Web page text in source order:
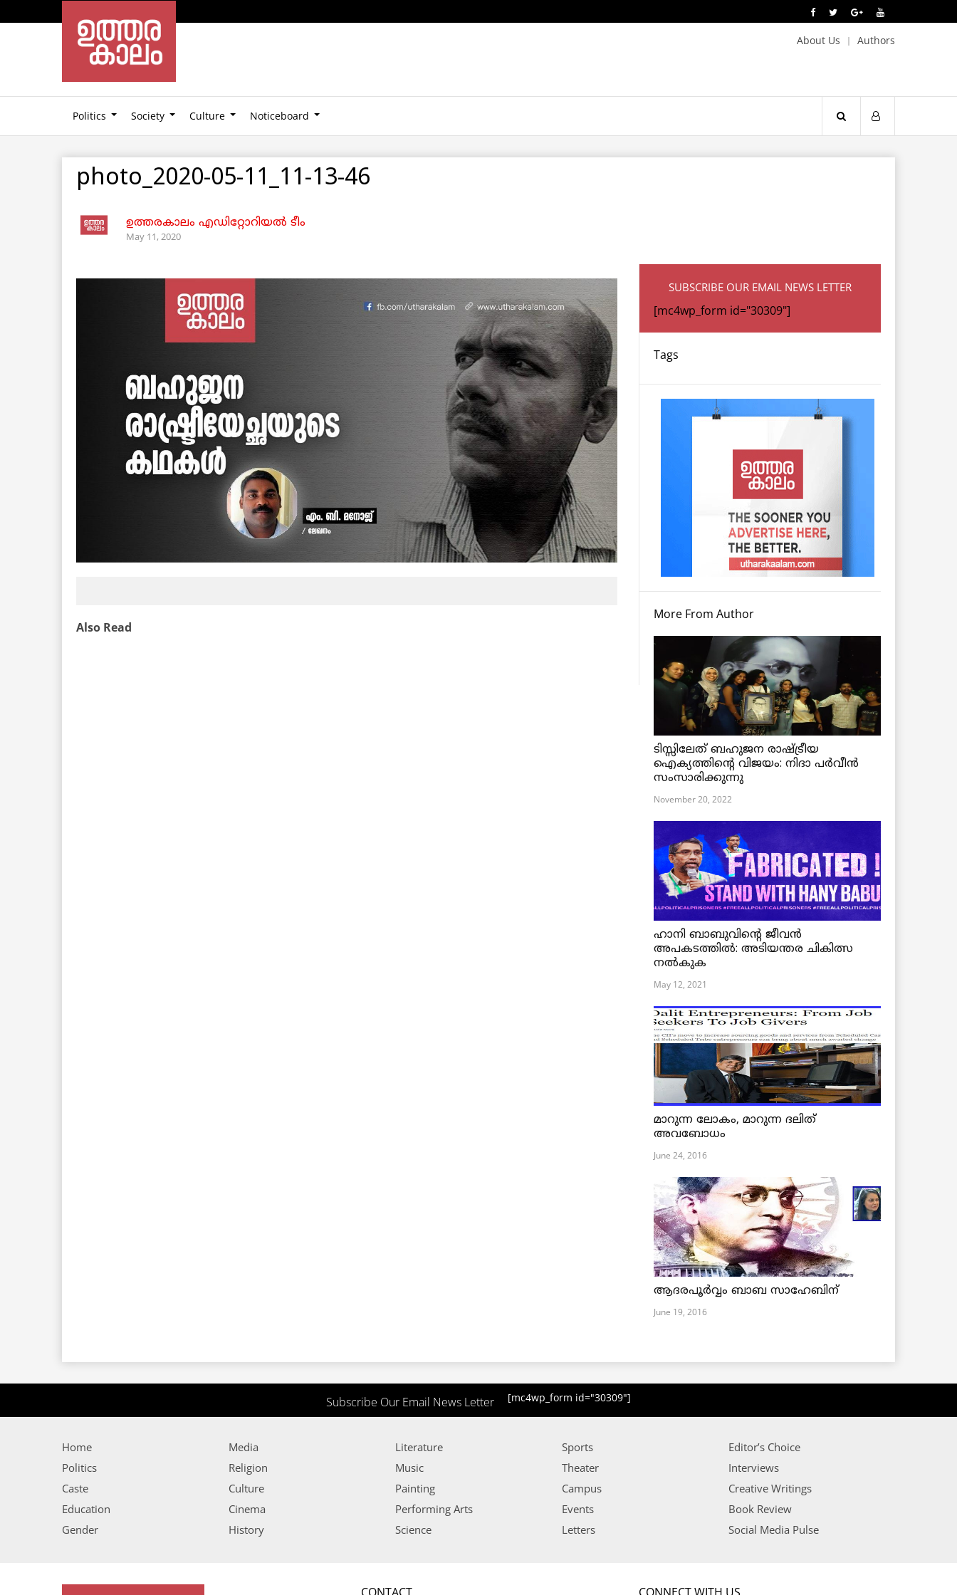
About Us Authors
Politics Society Culture Noticeboard
photo_2020-05-11_11-13-46
ഉത്തരകാലം എഡിറ്റോറിയല്‍ ടീം
May 11, 2020
Also Read
SUBSCRIBE OUR EMAIL NEWS LETTER
[mc4wp_form id="30309"]
Tags
More From Author
ടിസ്സിലേത് ബഹുജന രാഷ്ട്രീയ
ഐക്യത്തിന്റെ വിജയം: നിദാ പർവീൻ
സംസാരിക്കുന്നു
November 20, 2022
ഹാനി ബാബുവിന്റെ ജീവൻ
അപകടത്തിൽ: അടിയന്തര ചികിത്സ
നൽകുക
May 12, 2021
മാറുന്ന ലോകം, മാറുന്ന ദലിത്
അവബോധം
June 24, 2016
ആദരപൂര്‍വ്വം ബാബ സാഹേബിന്
June 19, 2016
Subscribe Our Email News Letter [mc4wp_form id="30309"]
Home
Politics
Caste
Education
Gender
Media
Religion
Culture
Cinema
History
Literature
Music
Painting
Performing Arts
Science
Sports
Theater
Campus
Events
Letters
Editor’s Choice
Interviews
Creative Writings
Book Review
Social Media Pulse